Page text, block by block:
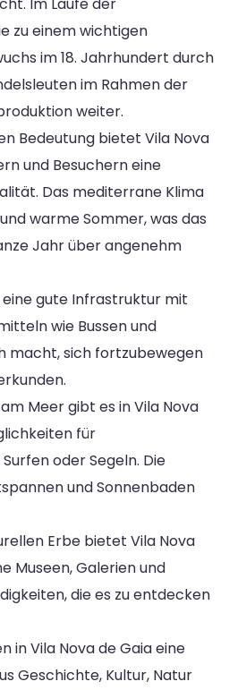
zu einem wichtigen
im 18. Jahrhundert durch
im Rahmen der
weiter.
Bedeutung bietet Vila Nova
und Besuchern eine
Das mediterrane Klima
warme Sommer, was das
Jahr über angenehm
gute Infrastruktur mit
wie Bussen und
macht, sich fortzubewegen
Meer gibt es in Vila Nova
für
oder Segeln. Die
und Sonnenbaden
Erbe bietet Vila Nova
Museen, Galerien und
die es zu entdecken
in Vila Nova de Gaia eine
Geschichte, Kultur, Natur